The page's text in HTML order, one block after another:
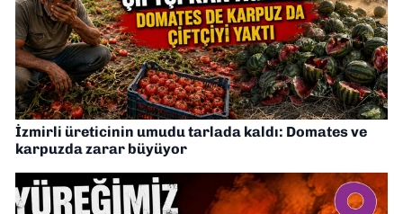
İzmirli üreticinin umudu tarlada kaldı: Domates ve
karpuzda zarar büyüyor